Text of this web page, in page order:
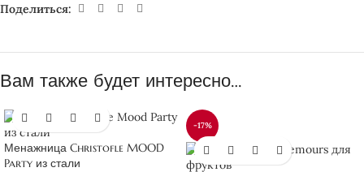
Поделиться:
Вам также будет интересно…
Менажница Christofle MOOD
Party из стали
-17%